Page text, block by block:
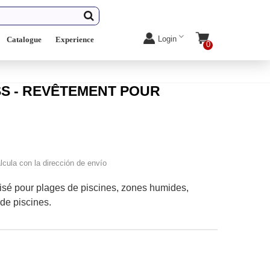
Catalogue Experience Login
0
- REVÊTEMENT POUR
con la dirección de envío
pour plages de piscines, zones humides,
piscines.